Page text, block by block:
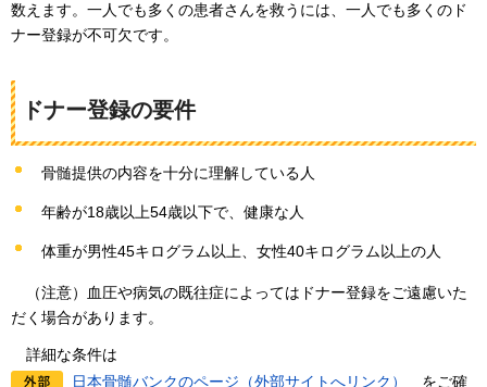
数えます。一人でも多くの患者さんを救うには、一人でも多くのド
ナー登録が不可欠です。
ドナー登録の要件
骨髄提供の内容を十分に理解している人
年齢が18歳以上54歳以下で、健康な人
体重が男性45キログラム以上、女性40キログラム以上の人
（注意）血圧や病気の既往症によってはドナー登録をご遠慮いた
だく場合があります。
詳細な条件は
日本骨髄バンクのページ（外部サイトへリンク）
をご確